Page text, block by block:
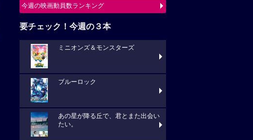
今週の映画動員数ランキング
要チェック！今週の３本
ミニオンズ＆モンスターズ
ブルーロック
あの星が降る丘で、君とまた出会い
たい。